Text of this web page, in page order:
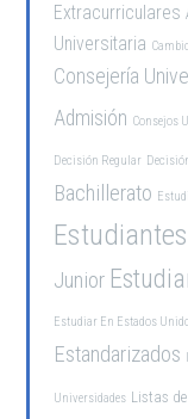
Extracurriculares
Universitaria
Consejería
Admisión Consejos
Decisión Regular
Bachillerato
Junior
Estudiar En Estados
Estandarizados
Universidades Listas